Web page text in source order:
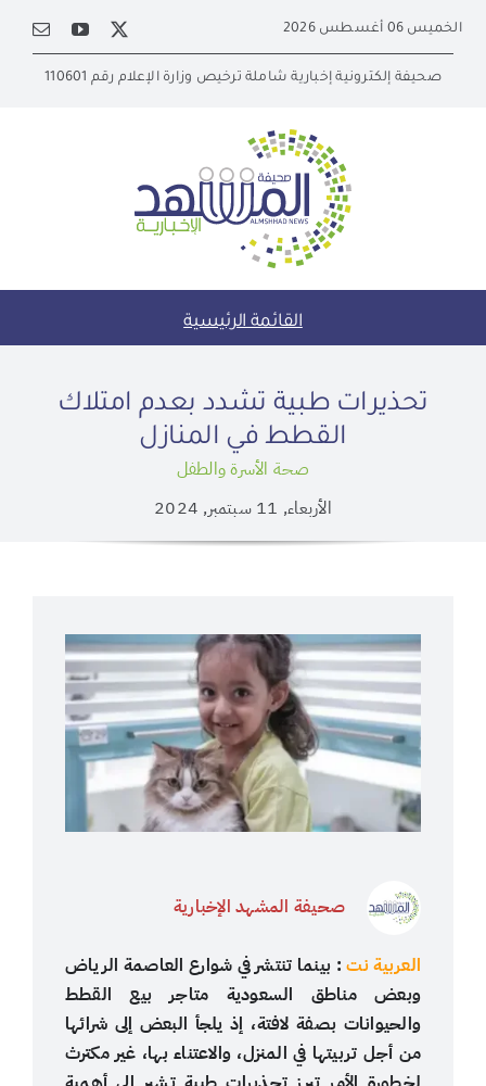
content
الخميس 06 أغسطس 2026
صحيفة إلكترونية إخبارية شاملة ترخيص وزارة الإعلام رقم 110601
القائمة الرئيسية
تحذيرات طبية تشدد بعدم امتلاك
القطط في المنازل
صحة الأسرة والطفل
الأربعاء, 11 سبتمبر, 2024
صحيفة المشهد الإخبارية
العربية نت: بينما تنتشر في شوارع العاصمة الرياض
وبعض مناطق السعودية متاجر بيع القطط
والحيوانات بصفة لافتة، إذ يلجأ البعض إلى شرائها
من أجل تربيتها في المنزل، والاعتناء بها، غير مكترث